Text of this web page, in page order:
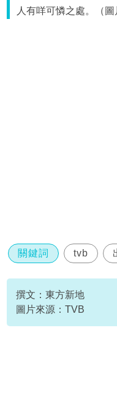
人有咩可憐之處。（圖
關鍵詞 tvb
撰文：東方新地
圖片來源：TVB
資料或影片來源：原文